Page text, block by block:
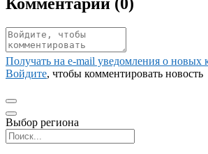
Комментарии (0)
Получать на e‑mail уведомления о новых
Войдите, чтобы комментировать новость
Выбор региона